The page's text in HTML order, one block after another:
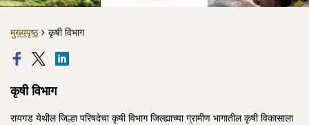
मुख्यपृष्ठ कृषी विभाग
कृषी विभाग
रायगड येथील जिल्हा परिषदेचा कृषी विभाग जिल्ह्याच्या ग्रामीण भागातील कृषी विकासाला